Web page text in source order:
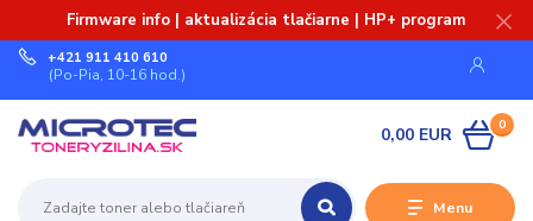
Firmware info | aktualizácia tlačiarne | HP+ program
Menu
+421 911 410 610
(Po-Pia, 10-16 hod.)
0
0,00 EUR